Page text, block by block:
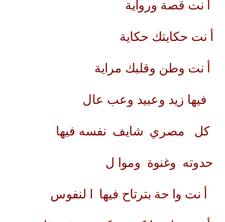
أ نت قصة ورواية
أ نت حكايتك حكاية
أ نت وطن وقلبك مراية
فيها زيد وعبيد وعب عال
كل مصري شايف نفسه فيها
حدوته وغنوة وموا ل
أ نت وا حة بترتاح فيها ا لنفوس